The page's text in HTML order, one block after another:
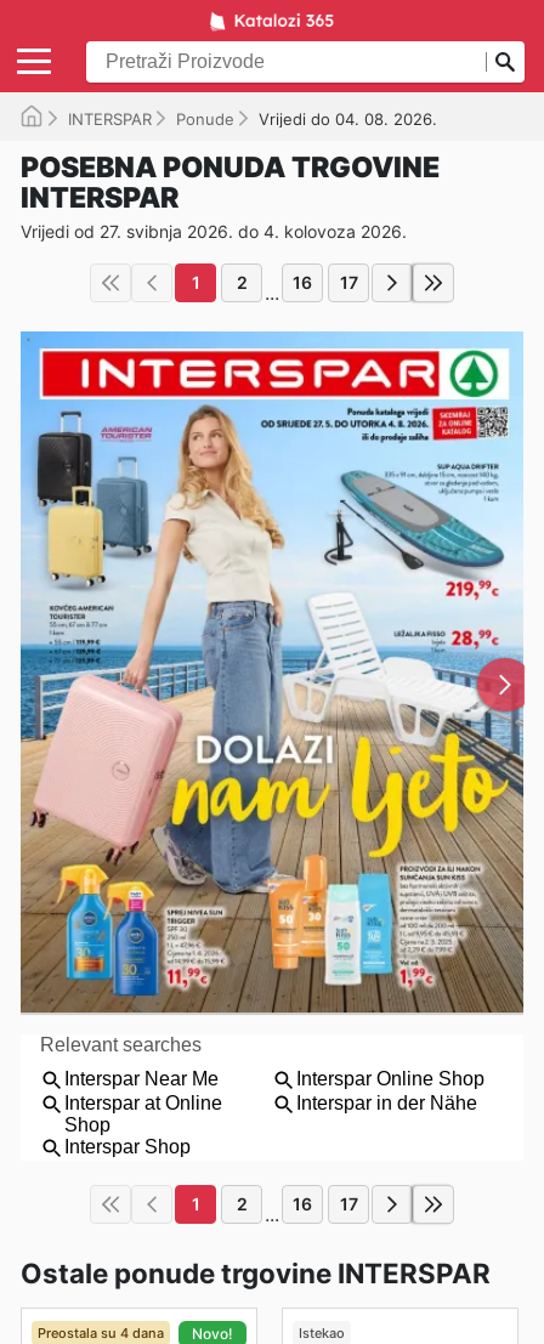
INTERSPAR Ponude Vrijedi do 04. 08. 2026.
POSEBNA PONUDA TRGOVINE
INTERSPAR
Vrijedi od 27. svibnja 2026. do 4. kolovoza 2026.
1 2 ... 16 17
1 2 ... 16 17
Ostale ponude trgovine INTERSPAR
Preostala su 4 dana Novo! Istekao